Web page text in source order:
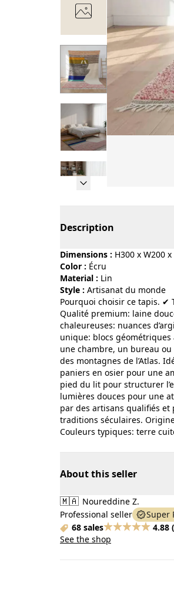
Description
Dimensions : H300 x W200 x
Color :
écru
Material :
lin
Style :
artisanat du monde
Pourquoi choisir ce tapis. ✔
Qualité premium: laine
chaleureuses: nuances
unique: blocs
une chambre, un bureau
des montagnes de l’Atlas.
paniers en osier pour une
pied du lit pour structurer
lumières douces pour une
par des artisans qualifiés
traditions séculaires.
Couleurs typiques: terre
About this seller
🇲🇦 Noureddine Z.
Professional seller
Super
68 sales
4.88 (
See the shop